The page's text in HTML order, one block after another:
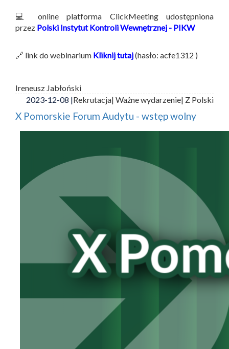
💻 online platforma ClickMeeting udostępniona
przez Polski Instytut Kontroli Wewnętrznej - PIKW
🔗 link do webinarium Kliknij tutaj(hasło: acfe1312 )
Ireneusz Jabłoński
2023-12-08 |Rekrutacja| Ważne wydarzenie| Z Polski
X Pomorskie Forum Audytu - wstęp wolny